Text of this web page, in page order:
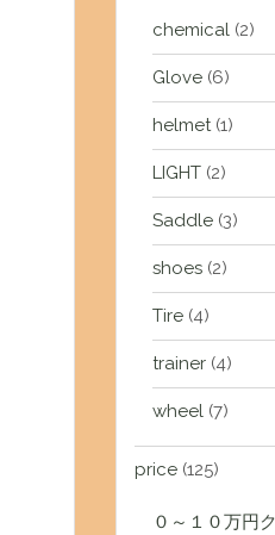
chemical (2)
Glove (6)
helmet(1)
LIGHT (2)
Saddle (3)
shoes (2)
Tire (4)
trainer (4)
wheel (7)
price (125)
０～１０万円